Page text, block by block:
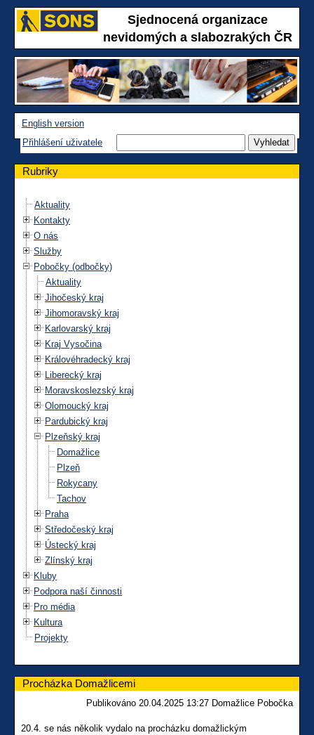
Sjednocená organizace
nevidomých a slabozrakých ČR
English version
Přihlášení uživatele
Rubriky
Aktuality
Kontakty
O nás
Služby
Pobočky (odbočky)
Aktuality
Jihočeský kraj
Jihomoravský kraj
Karlovarský kraj
Kraj Vysočina
Královéhradecký kraj
Liberecký kraj
Moravskoslezský kraj
Olomoucký kraj
Pardubický kraj
Plzeňský kraj
Domažlice
Plzeň
Rokycany
Tachov
Praha
Středočeský kraj
Ústecký kraj
Zlínský kraj
Kluby
Podpora naší činnosti
Pro média
Kultura
Projekty
Procházka Domažlicemi
Publikováno 20.04.2025 13:27 Domažlice Pobočka
20.4. se nás několik vydalo na procházku domažlickým